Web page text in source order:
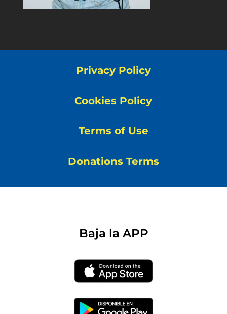
Privacy Policy
Cookies Policy
Terms of Use
Donations Terms
Baja la APP